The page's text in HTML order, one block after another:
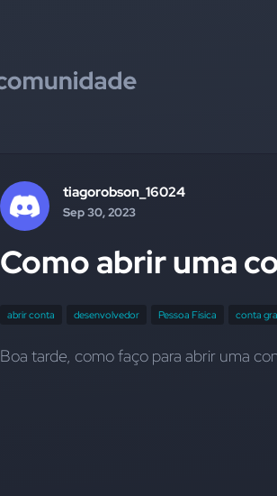
tiagorobson_16024
Sep 30, 2023
Como abrir uma
abrir conta desenvolvedor Pessoa Física conta
Boa tarde, como faço para abrir uma